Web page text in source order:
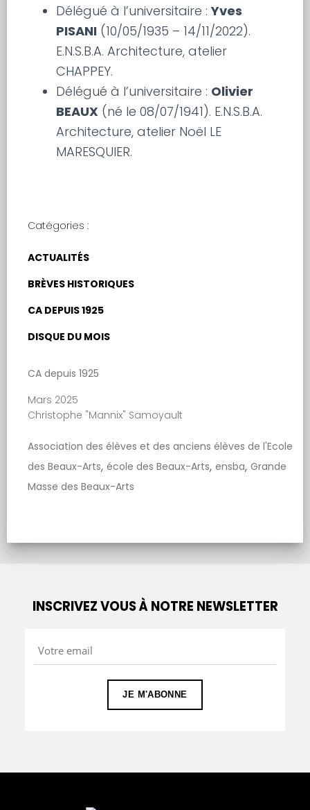
Délégué à l’universitaire :Yves
PISANI (10/05/1935 – 14/11/2022).
E.N.S.B.A. Architecture, atelier
CHAPPEY.
Délégué à l’universitaire : Olivier
BEAUX (né le 08/07/1941). E.N.S.B.A.
Architecture, atelier Noël LE
MARESQUIER.
Catégories :
ACTUALITÉS
BRÈVES HISTORIQUES
CA DEPUIS 1925
DISQUE DU MOIS
CA depuis 1925
Mars 2025
Christophe "Mannix" Samoyault
Association des élèves et des anciens élèves de l'Ecole
des Beaux-Arts, école des Beaux-Arts, ensba, Grande
Masse des Beaux-Arts
INSCRIVEZ VOUS À NOTRE NEWSLETTER